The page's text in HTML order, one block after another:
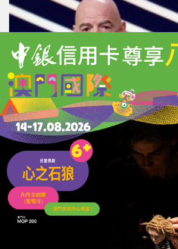
FIFA撤回出售世界盃股權計劃
高層辭職揭內部決裂
02/08/2026 15311